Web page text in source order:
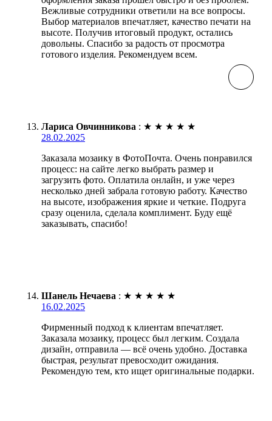
Вежливые сотрудники ответили на все вопросы.
Выбор материалов впечатляет, качество печати на
высоте. Получив итоговый продукт, остались
довольны. Спасибо за радость от просмотра
готового изделия. Рекомендуем всем.
Лариса Овчинникова : ★ ★ ★ ★ ★
28.02.2025
Заказала мозаику в ФотоПочта. Очень понравился
процесс: на сайте легко выбрать размер и
загрузить фото. Оплатила онлайн, и уже через
несколько дней забрала готовую работу. Качество
на высоте, изображения яркие и четкие. Подруга
сразу оценила, сделала комплимент. Буду ещё
заказывать, спасибо!
Шанель Нечаева : ★ ★ ★ ★ ★
16.02.2025
Фирменный подход к клиентам впечатляет.
Заказала мозаику, процесс был легким. Создала
дизайн, отправила — всё очень удобно. Доставка
быстрая, результат превосходит ожидания.
Рекомендую тем, кто ищет оригинальные подарки.